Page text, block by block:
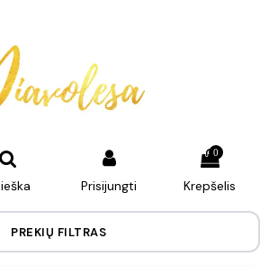
Prisijungti
0
Krepšelis
PREKIŲ FILTRAS